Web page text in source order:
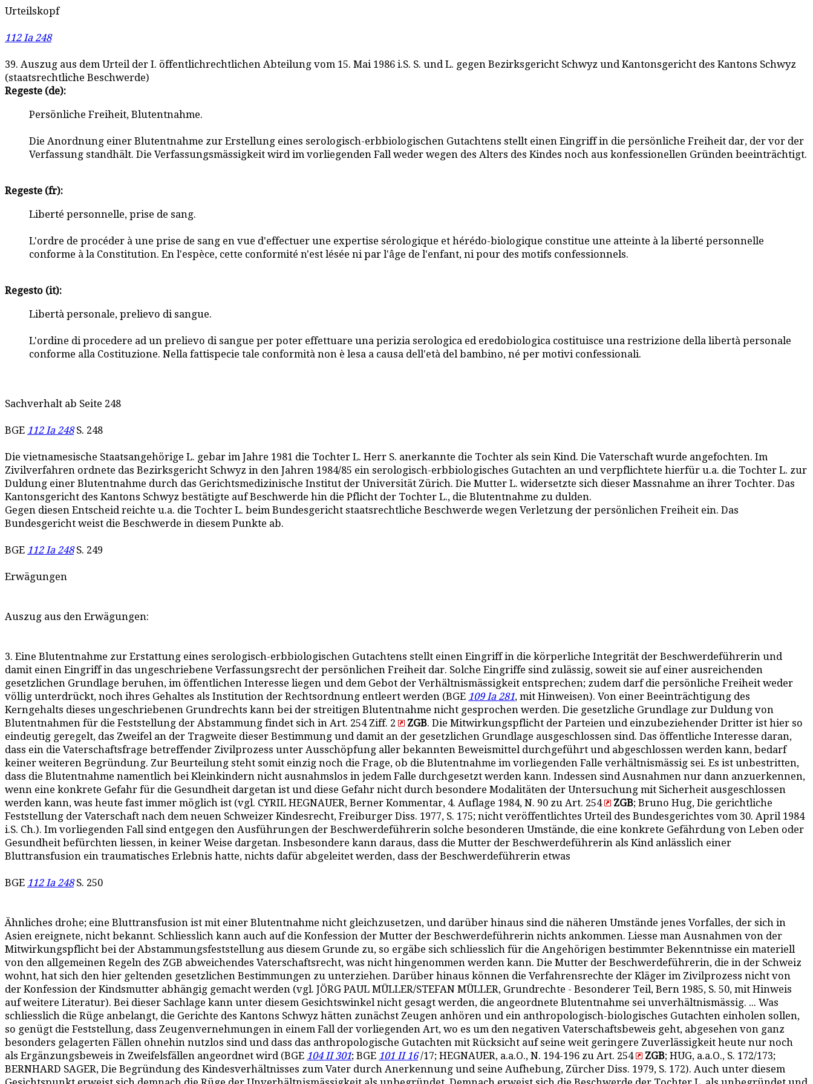
Urteilskopf
112 Ia 248
39. Auszug aus dem Urteil der I. öffentlichrechtlichen Abteilung vom 15. Mai 1986 i.S. S. und L. gegen Bezirksgericht Schwyz und Kantonsgericht des Kantons Schwyz
(staatsrechtliche Beschwerde)
Regeste (de):
Persönliche Freiheit, Blutentnahme.
Die Anordnung einer Blutentnahme zur Erstellung eines serologisch-erbbiologischen Gutachtens stellt einen Eingriff in die persönliche Freiheit dar, der vor der
Verfassung standhält. Die Verfassungsmässigkeit wird im vorliegenden Fall weder wegen des Alters des Kindes noch aus konfessionellen Gründen beeinträchtigt.
Regeste (fr):
Liberté personnelle, prise de sang.
L'ordre de procéder à une prise de sang en vue d'effectuer une expertise sérologique et hérédo-biologique constitue une atteinte à la liberté personnelle
conforme à la Constitution. En l'espèce, cette conformité n'est lésée ni par l'âge de l'enfant, ni pour des motifs confessionnels.
Regesto (it):
Libertà personale, prelievo di sangue.
L'ordine di procedere ad un prelievo di sangue per poter effettuare una perizia serologica ed eredobiologica costituisce una restrizione della libertà personale
conforme alla Costituzione. Nella fattispecie tale conformità non è lesa a causa dell'età del bambino, né per motivi confessionali.
Sachverhalt ab Seite 248
BGE 112 Ia 248S. 248
Die vietnamesische Staatsangehörige L. gebar im Jahre 1981 die Tochter L. Herr S. anerkannte die Tochter als sein Kind. Die Vaterschaft wurde angefochten. Im
Zivilverfahren ordnete das Bezirksgericht Schwyz in den Jahren 1984/85 ein serologisch-erbbiologisches Gutachten an und verpflichtete hierfür u.a. die Tochter L. zur
Duldung einer Blutentnahme durch das Gerichtsmedizinische Institut der Universität Zürich. Die Mutter L. widersetzte sich dieser Massnahme an ihrer Tochter. Das
Kantonsgericht des Kantons Schwyz bestätigte auf Beschwerde hin die Pflicht der Tochter L., die Blutentnahme zu dulden.
Gegen diesen Entscheid reichte u.a. die Tochter L. beim Bundesgericht staatsrechtliche Beschwerde wegen Verletzung der persönlichen Freiheit ein. Das
Bundesgericht weist die Beschwerde in diesem Punkte ab.
BGE 112 Ia 248S. 249
Erwägungen
Auszug aus den Erwägungen:
3. Eine Blutentnahme zur Erstattung eines serologisch-erbbiologischen Gutachtens stellt einen Eingriff in die körperliche Integrität der Beschwerdeführerin und
damit einen Eingriff in das ungeschriebene Verfassungsrecht der persönlichen Freiheit dar. Solche Eingriffe sind zulässig, soweit sie auf einer ausreichenden
gesetzlichen Grundlage beruhen, im öffentlichen Interesse liegen und dem Gebot der Verhältnismässigkeit entsprechen; zudem darf die persönliche Freiheit weder
völlig unterdrückt, noch ihres Gehaltes als Institution der Rechtsordnung entleert werden (BGE 109 Ia 281, mit Hinweisen). Von einer Beeinträchtigung des
Kerngehalts dieses ungeschriebenen Grundrechts kann bei der streitigen Blutentnahme nicht gesprochen werden. Die gesetzliche Grundlage zur Duldung von
Blutentnahmen für die Feststellung der Abstammung findet sich in Art. 254 Ziff. 2
ZGB. Die Mitwirkungspflicht der Parteien und einzubeziehender Dritter ist hier so
eindeutig geregelt, das Zweifel an der Tragweite dieser Bestimmung und damit an der gesetzlichen Grundlage ausgeschlossen sind. Das öffentliche Interesse daran,
dass ein die Vaterschaftsfrage betreffender Zivilprozess unter Ausschöpfung aller bekannten Beweismittel durchgeführt und abgeschlossen werden kann, bedarf
keiner weiteren Begründung. Zur Beurteilung steht somit einzig noch die Frage, ob die Blutentnahme im vorliegenden Falle verhältnismässig sei. Es ist unbestritten,
dass die Blutentnahme namentlich bei Kleinkindern nicht ausnahmslos in jedem Falle durchgesetzt werden kann. Indessen sind Ausnahmen nur dann anzuerkennen,
wenn eine konkrete Gefahr für die Gesundheit dargetan ist und diese Gefahr nicht durch besondere Modalitäten der Untersuchung mit Sicherheit ausgeschlossen
werden kann, was heute fast immer möglich ist (vgl. CYRIL HEGNAUER, Berner Kommentar, 4. Auflage 1984, N. 90 zu Art. 254
ZGB; Bruno Hug, Die gerichtliche
Feststellung der Vaterschaft nach dem neuen Schweizer Kindesrecht, Freiburger Diss. 1977, S. 175; nicht veröffentlichtes Urteil des Bundesgerichtes vom 30. April 1984
i.S. Ch.). Im vorliegenden Fall sind entgegen den Ausführungen der Beschwerdeführerin solche besonderen Umstände, die eine konkrete Gefährdung von Leben oder
Gesundheit befürchten liessen, in keiner Weise dargetan. Insbesondere kann daraus, dass die Mutter der Beschwerdeführerin als Kind anlässlich einer
Bluttransfusion ein traumatisches Erlebnis hatte, nichts dafür abgeleitet werden, dass der Beschwerdeführerin etwas
BGE 112 Ia 248S. 250
Ähnliches drohe; eine Bluttransfusion ist mit einer Blutentnahme nicht gleichzusetzen, und darüber hinaus sind die näheren Umstände jenes Vorfalles, der sich in
Asien ereignete, nicht bekannt. Schliesslich kann auch auf die Konfession der Mutter der Beschwerdeführerin nichts ankommen. Liesse man Ausnahmen von der
Mitwirkungspflicht bei der Abstammungsfeststellung aus diesem Grunde zu, so ergäbe sich schliesslich für die Angehörigen bestimmter Bekenntnisse ein materiell
von den allgemeinen Regeln des ZGB abweichendes Vaterschaftsrecht, was nicht hingenommen werden kann. Die Mutter der Beschwerdeführerin, die in der Schweiz
wohnt, hat sich den hier geltenden gesetzlichen Bestimmungen zu unterziehen. Darüber hinaus können die Verfahrensrechte der Kläger im Zivilprozess nicht von
der Konfession der Kindsmutter abhängig gemacht werden (vgl. JÖRG PAUL MÜLLER/STEFAN MÜLLER, Grundrechte - Besonderer Teil, Bern 1985, S. 50, mit Hinweis
auf weitere Literatur). Bei dieser Sachlage kann unter diesem Gesichtswinkel nicht gesagt werden, die angeordnete Blutentnahme sei unverhältnismässig. ... Was
schliesslich die Rüge anbelangt, die Gerichte des Kantons Schwyz hätten zunächst Zeugen anhören und ein anthropologisch-biologisches Gutachten einholen sollen,
so genügt die Feststellung, dass Zeugenvernehmungen in einem Fall der vorliegenden Art, wo es um den negativen Vaterschaftsbeweis geht, abgesehen von ganz
besonders gelagerten Fällen ohnehin nutzlos sind und dass das anthropologische Gutachten mit Rücksicht auf seine weit geringere Zuverlässigkeit heute nur noch
als Ergänzungsbeweis in Zweifelsfällen angeordnet wird (BGE 104 II 301; BGE 101 II 16/17; HEGNAUER, a.a.O., N. 194-196 zu Art. 254 ZGB; HUG, a.a.O., S. 172/173;
BERNHARD SAGER, Die Begründung des Kindesverhältnisses zum Vater durch Anerkennung und seine Aufhebung, Zürcher Diss. 1979, S. 172). Auch unter diesem